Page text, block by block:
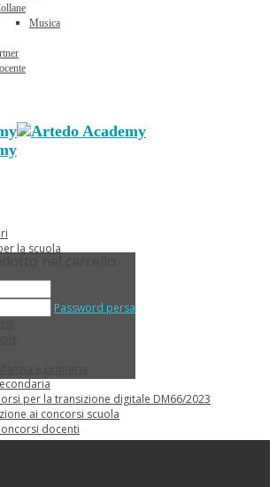
Musica
la scuola
per la transizione digitale DM66/2023
ai concorsi scuola
docenti
DS
Password persa